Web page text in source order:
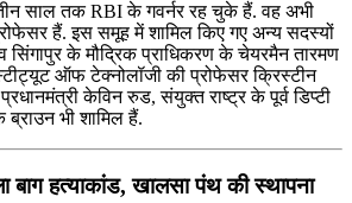
साल तक RBI के गवर्नर रह चुके हैं. वह अभी
हैं. इस समूह में शामिल किए गए अन्य सदस्यों
सिंगापुर के मौद्रिक प्राधिकरण के चेयरमैन तारमण
ऑफ टेक्नोलॉजी की प्रोफेसर क्रिस्टीन
केविन रुड, संयुक्त राष्ट्र के पूर्व डिप्टी
ब्राउन भी शामिल हैं.
बाग हत्याकांड, खालसा पंथ की स्थापना